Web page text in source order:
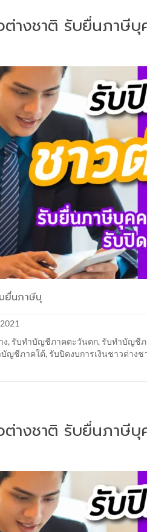
ต่างชาติ รับยื่นภาษีบุ
ยื่นภาษีบุ
ง, รับทำบัญชีภาคตะวันตก, รับทำบัญชี
บัญชีภาคใต้, รับปิดงบการเงินชาวต่างช
ต่างชาติ รับยื่นภาษีบุ